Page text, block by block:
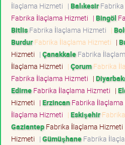
İlaçlama Hizmeti | BalıkesirFabrika
Fabrika İlaçlama Hizmeti | Bingöl
BitlisFabrika İlaçlama Hizmeti |
BurdurFabrika İlaçlama Hizmeti |
Hizmeti | ÇanakkaleFabrika
İlaçlama Hizmeti | ÇorumFabrika
Fabrika İlaçlama Hizmeti |
EdirneFabrika İlaçlama Hizmeti |
Hizmeti | ErzincanFabrika İlaçlama
İlaçlama Hizmeti | Eskişehir
GaziantepFabrika İlaçlama Hizmeti
Hizmeti | GümüşhaneFabrika